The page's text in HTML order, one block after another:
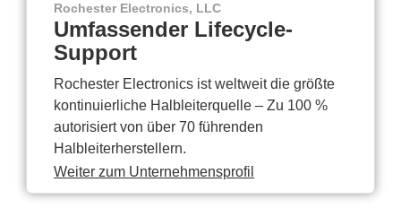
Rochester Electronics, LLC
Umfassender Lifecycle-
Support
Rochester Electronics ist weltweit die größte
kontinuierliche Halbleiterquelle – Zu 100 %
autorisiert von über 70 führenden
Halbleiterherstellern.
Weiter zum Unternehmensprofil